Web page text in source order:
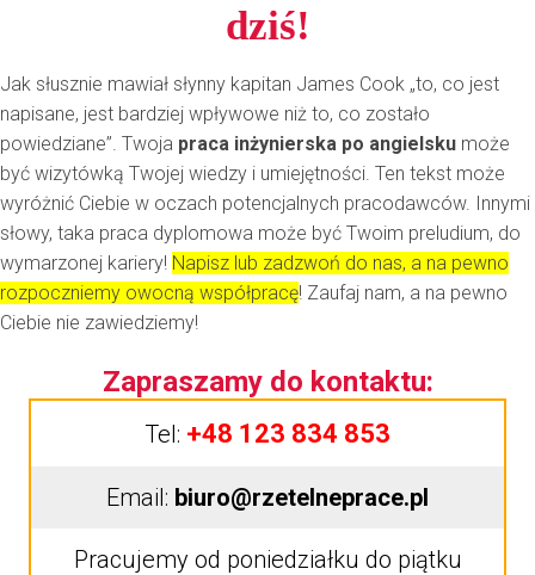
dziś!
Jak słusznie mawiał słynny kapitan James Cook „to, co jest
napisane, jest bardziej wpływowe niż to, co zostało
powiedziane”. Twoja praca inżynierska po angielsku może
być wizytówką Twojej wiedzy i umiejętności. Ten tekst może
wyróżnić Ciebie w oczach potencjalnych pracodawców. Innymi
słowy, taka praca dyplomowa może być Twoim preludium, do
wymarzonej kariery! Napisz lub zadzwoń do nas, a na pewno
rozpoczniemy owocną współpracę! Zaufaj nam, a na pewno
Ciebie nie zawiedziemy!
Zapraszamy do kontaktu:
Tel: +48 123 834 853
Email: biuro@rzetelneprace.pl
Pracujemy od poniedziałku do piątku